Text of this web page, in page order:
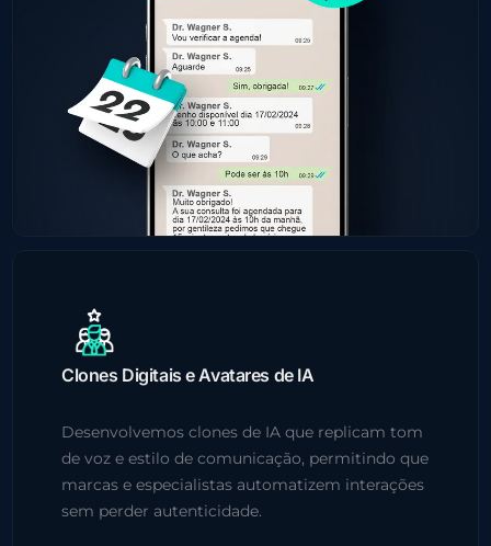
Clones Digitais e Avatares de IA
Desenvolvemos clones de IA que replicam tom
de voz e estilo de comunicação, permitindo que
marcas e especialistas automatizem interações
sem perder autenticidade.